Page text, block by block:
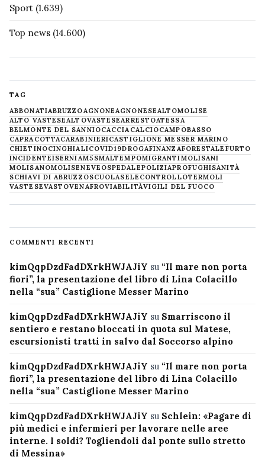
Sport (1.639)
Top news (14.600)
TAG
ABBONATIABRUZZOAGNONEAGNONESEALTOMOLISE
ALTO VASTESEALTOVASTESEARRESTOATESSA
BELMONTE DEL SANNIOCACCIACALCIOCAMPOBASSO
CAPRACOTTACARABINIERICASTIGLIONE MESSER MARINO
CHIETINOCINGHIALICOVID19DROGAFINANZAFORESTALE FURTO
INCIDENTEISERNIAM5SMALTEMPOMIGRANTIMOLISANI
MOLISANOMOLISENEVE OSPEDALEPOLIZIAPROFUGHISANITÀ
SCHIAVI DI ABRUZZOSCUOLASELECONTROLLOTERMOLI
VASTESEVASTOVENAFROVIABILITÀVIGILI DEL FUOCO
COMMENTI RECENTI
kimQqpDzdFadDXrkHWJAJiY su “Il mare non porta
fiori”, la presentazione del libro di Lina Colacillo
nella “sua” Castiglione Messer Marino
kimQqpDzdFadDXrkHWJAJiY su Smarriscono il
sentiero e restano bloccati in quota sul Matese,
escursionisti tratti in salvo dal Soccorso alpino
kimQqpDzdFadDXrkHWJAJiY su “Il mare non porta
fiori”, la presentazione del libro di Lina Colacillo
nella “sua” Castiglione Messer Marino
kimQqpDzdFadDXrkHWJAJiY su Schlein: «Pagare di
più medici e infermieri per lavorare nelle aree
interne. I soldi? Togliendoli dal ponte sullo stretto
di Messina»